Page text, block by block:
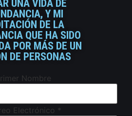
UNA VIDA DE
Y MI
DE LA
QUE HA SIDO
POR MÁS DE UN
DE PERSONAS
Nombre
Electrónico *